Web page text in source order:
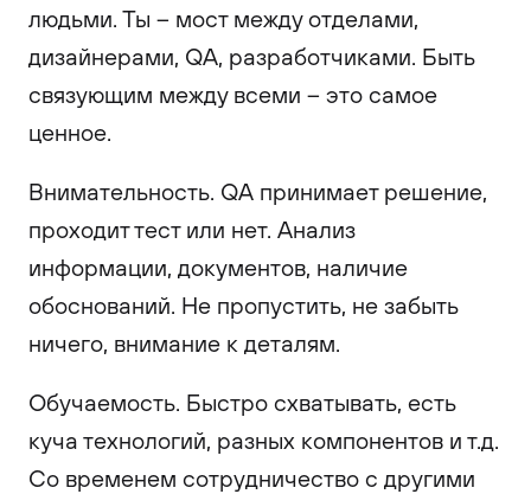
людьми. Ты – мост между отделами,
дизайнерами, QA, разработчиками. Быть
связующим между всеми – это самое
ценное.
Внимательность. QA принимает решение,
проходит тест или нет. Анализ
информации, документов, наличие
обоснований. Не пропустить, не забыть
ничего, внимание к деталям.
Обучаемость. Быстро схватывать, есть
куча технологий, разных компонентов и т.д.
Со временем сотрудничество с другими